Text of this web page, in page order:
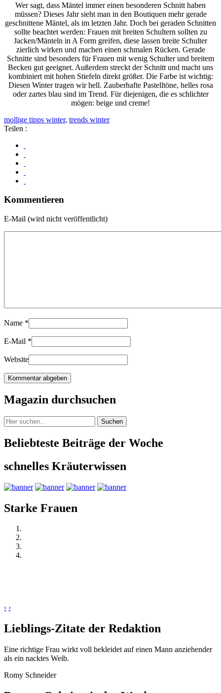
Wer sagt, dass Mäntel immer einen besonderen Schnitt haben
müssen? Dieses Jahr sieht man in den Boutiquen mehr gerade
geschnittene Mäntel, als im letzten Jahr. Doch bei geraden Schnitten
sollte beachtet werden: Frauen mit breiten Schultern sollten zu
Jacken/Mänteln in A Form greifen, diese lassen breite Schulter
zierlich wirken und machen einen schmalen Rücken. Gerade
Schnitte sind besonders für Frauen mit wenig Schulter und breitem
Becken gut geeignet. Außerdem streckt der Schnitt und macht uns
kombiniert mit hohen Stiefeln direkt größer. Die Farbe ist wichtig:
Diesen Winter tragen wir hell. Zauberhafte Pastelltöne, helles rosa
oder zartes blau sind im Trend. Für diejenigen, die es schlichter
mögen: beige und creme!
mollige tipps winter, trends winter
Teilen :
Kommentieren
E-Mail (wird nicht veröffentlicht)
Name *
E-Mail *
Website
Magazin durchsuchen
Suchen
Beliebteste Beiträge der Woche
schnelles Kräuterwissen
Starke Frauen
‹ ›
Lieblings-Zitate der Redaktion
Eine richtige Frau wirkt voll bekleidet auf einen Mann anziehender
als ein nacktes Weib.
Romy Schneider